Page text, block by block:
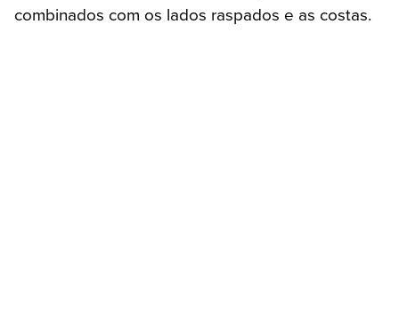
combinados com os lados raspados e as costas.